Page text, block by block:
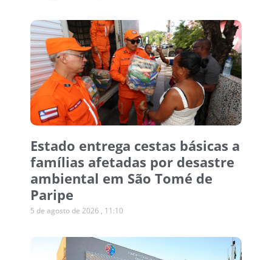
Estado entrega cestas básicas a
famílias afetadas por desastre
ambiental em São Tomé de
Paripe
5 de agosto de 2026 11:10